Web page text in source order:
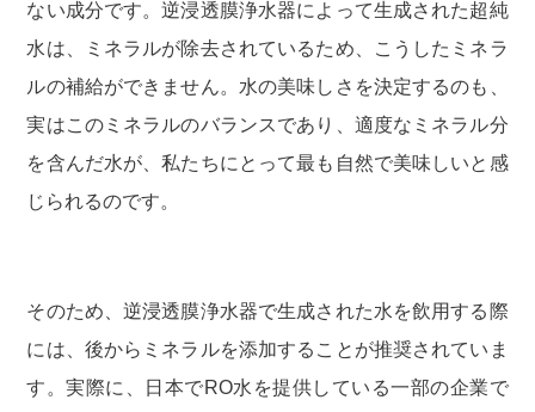
ない成分です。逆浸透膜浄水器によって生成された超純
水は、ミネラルが除去されているため、こうしたミネラ
ルの補給ができません。水の美味しさを決定するのも、
実はこのミネラルのバランスであり、適度なミネラル分
を含んだ水が、私たちにとって最も自然で美味しいと感
じられるのです。
そのため、逆浸透膜浄水器で生成された水を飲用する際
には、後からミネラルを添加することが推奨されていま
す。実際に、日本でRO水を提供している一部の企業で